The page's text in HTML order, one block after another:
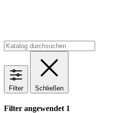
Filter Schließen
Filter angewendet 1